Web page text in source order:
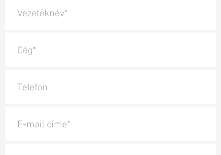
Vezetéknév*
Cég*
Telefon
E-mail címe*